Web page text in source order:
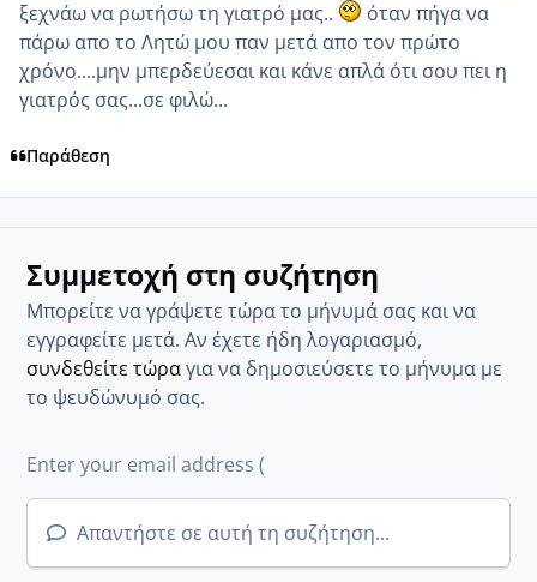
ξεχνάω να ρωτήσω τη γιατρό μας..
όταν πήγα να
πάρω απο το Λητώ μου παν μετά απο τον πρώτο
χρόνο....μην μπερδεύεσαι και κάνε απλά ότι σου πει η
γιατρός σας...σε φιλώ...
Παράθεση
Συμμετοχή στη συζήτηση
Μπορείτε να γράψετε τώρα το μήνυμά σας και να
εγγραφείτε μετά. Αν έχετε ήδη λογαριασμό,
συνδεθείτε τώραγια να δημοσιεύσετε το μήνυμα με
το ψευδώνυμό σας.
Απαντήστε σε αυτή τη συζήτηση...